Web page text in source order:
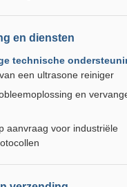
en diensten
technische
een ultrasone reiniger
en
aanvraag voor industriële